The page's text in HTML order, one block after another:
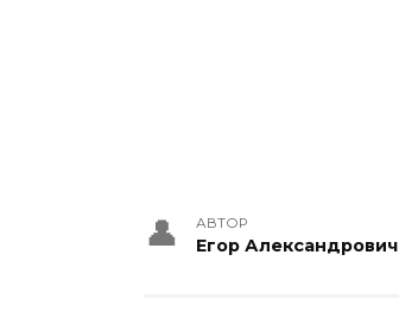
АВТОР
Егор Александрович